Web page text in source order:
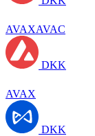
AVAXAVAC
DKK
AVAX
DKK